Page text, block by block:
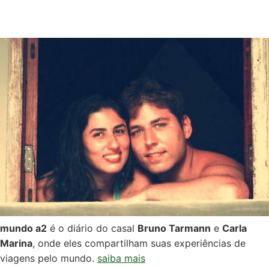
mundo a2 é o diário do casal Bruno Tarmann e Carla
Marina, onde eles compartilham suas experiências de
viagens pelo mundo. saiba mais